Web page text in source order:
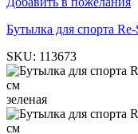
Бутылка для спорта
SKU: 113673
зеленая